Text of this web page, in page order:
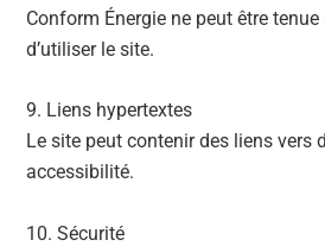
Conform Énergie ne peut être
d’utiliser le site.
9. Liens hypertextes
Le site peut contenir des liens vers
accessibilité.
10. Sécurité